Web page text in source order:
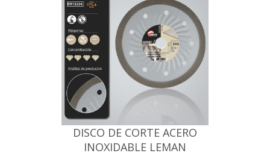
DISCO DE CORTE ACERO
INOXIDABLE LEMAN